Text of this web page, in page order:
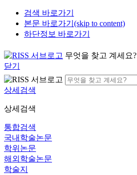
검색 바로가기
본문 바로가기(skip to content)
하단정보 바로가기
무엇을 찾고 계세요?
닫기
상세검색
상세검색
통합검색
국내학술논문
학위논문
해외학술논문
학술지